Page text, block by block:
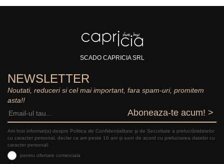
SCADO CAPRICIA SRL
NEWSLETTER
Noutati, reduceri si cel mai important, fara spam-uri, promitem
asta!!
Aboneaza-te acum! >
Am fost informat(a) despre Politica de Confidențialitate şi de Securitate a prelucrăriidatelor
cu caracter personal, declar ca am peste 16 ani și sunt de acord cu prelucrarea datelor cu
caracter personal:
pentru ofertare comerciala